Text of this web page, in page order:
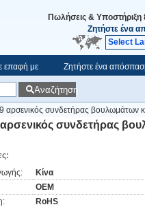
Πωλήσεις & Υποστήριξη
Ζητήστε ένα
Select
επαφή με Ζητήστε ένα
Αναζήτηση
συνδετήρας βουλωμάτων
συνδετήρας
Κίνα
OEM
RoHS